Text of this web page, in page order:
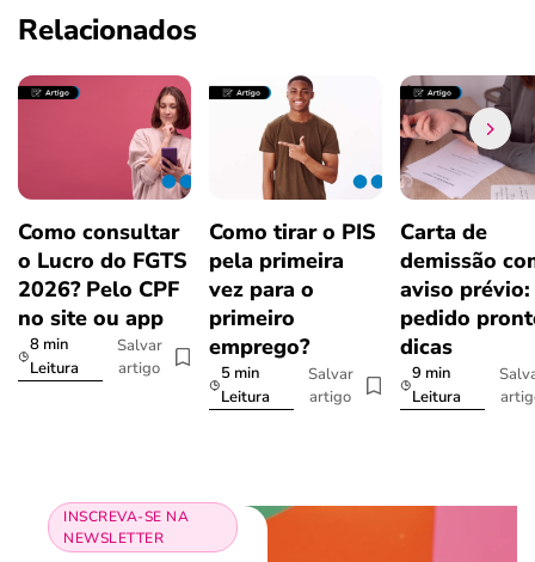
Relacionados
Como consultar
o Lucro do FGTS
2026? Pelo CPF
no site ou app
8 min
Leitura
Salvar
artigo
Como tirar o PIS
pela primeira
vez para o
primeiro
emprego?
5 min
Leitura
Salvar
artigo
Carta de
demissão
aviso prévio:
pedido
dicas
9 min
Leitura
INSCREVA-SE NA
NEWSLETTER